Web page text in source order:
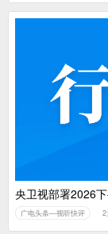
央卫视部署2026
广电头条—视听快评 2